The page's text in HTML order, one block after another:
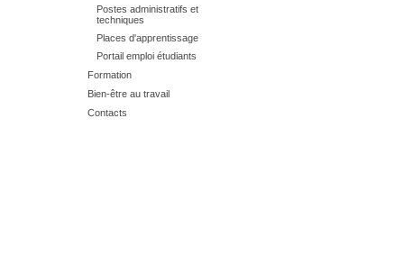
Postes administratifs et
techniques
Places d'apprentissage
Portail emploi étudiants
Formation
Bien-être au travail
Contacts